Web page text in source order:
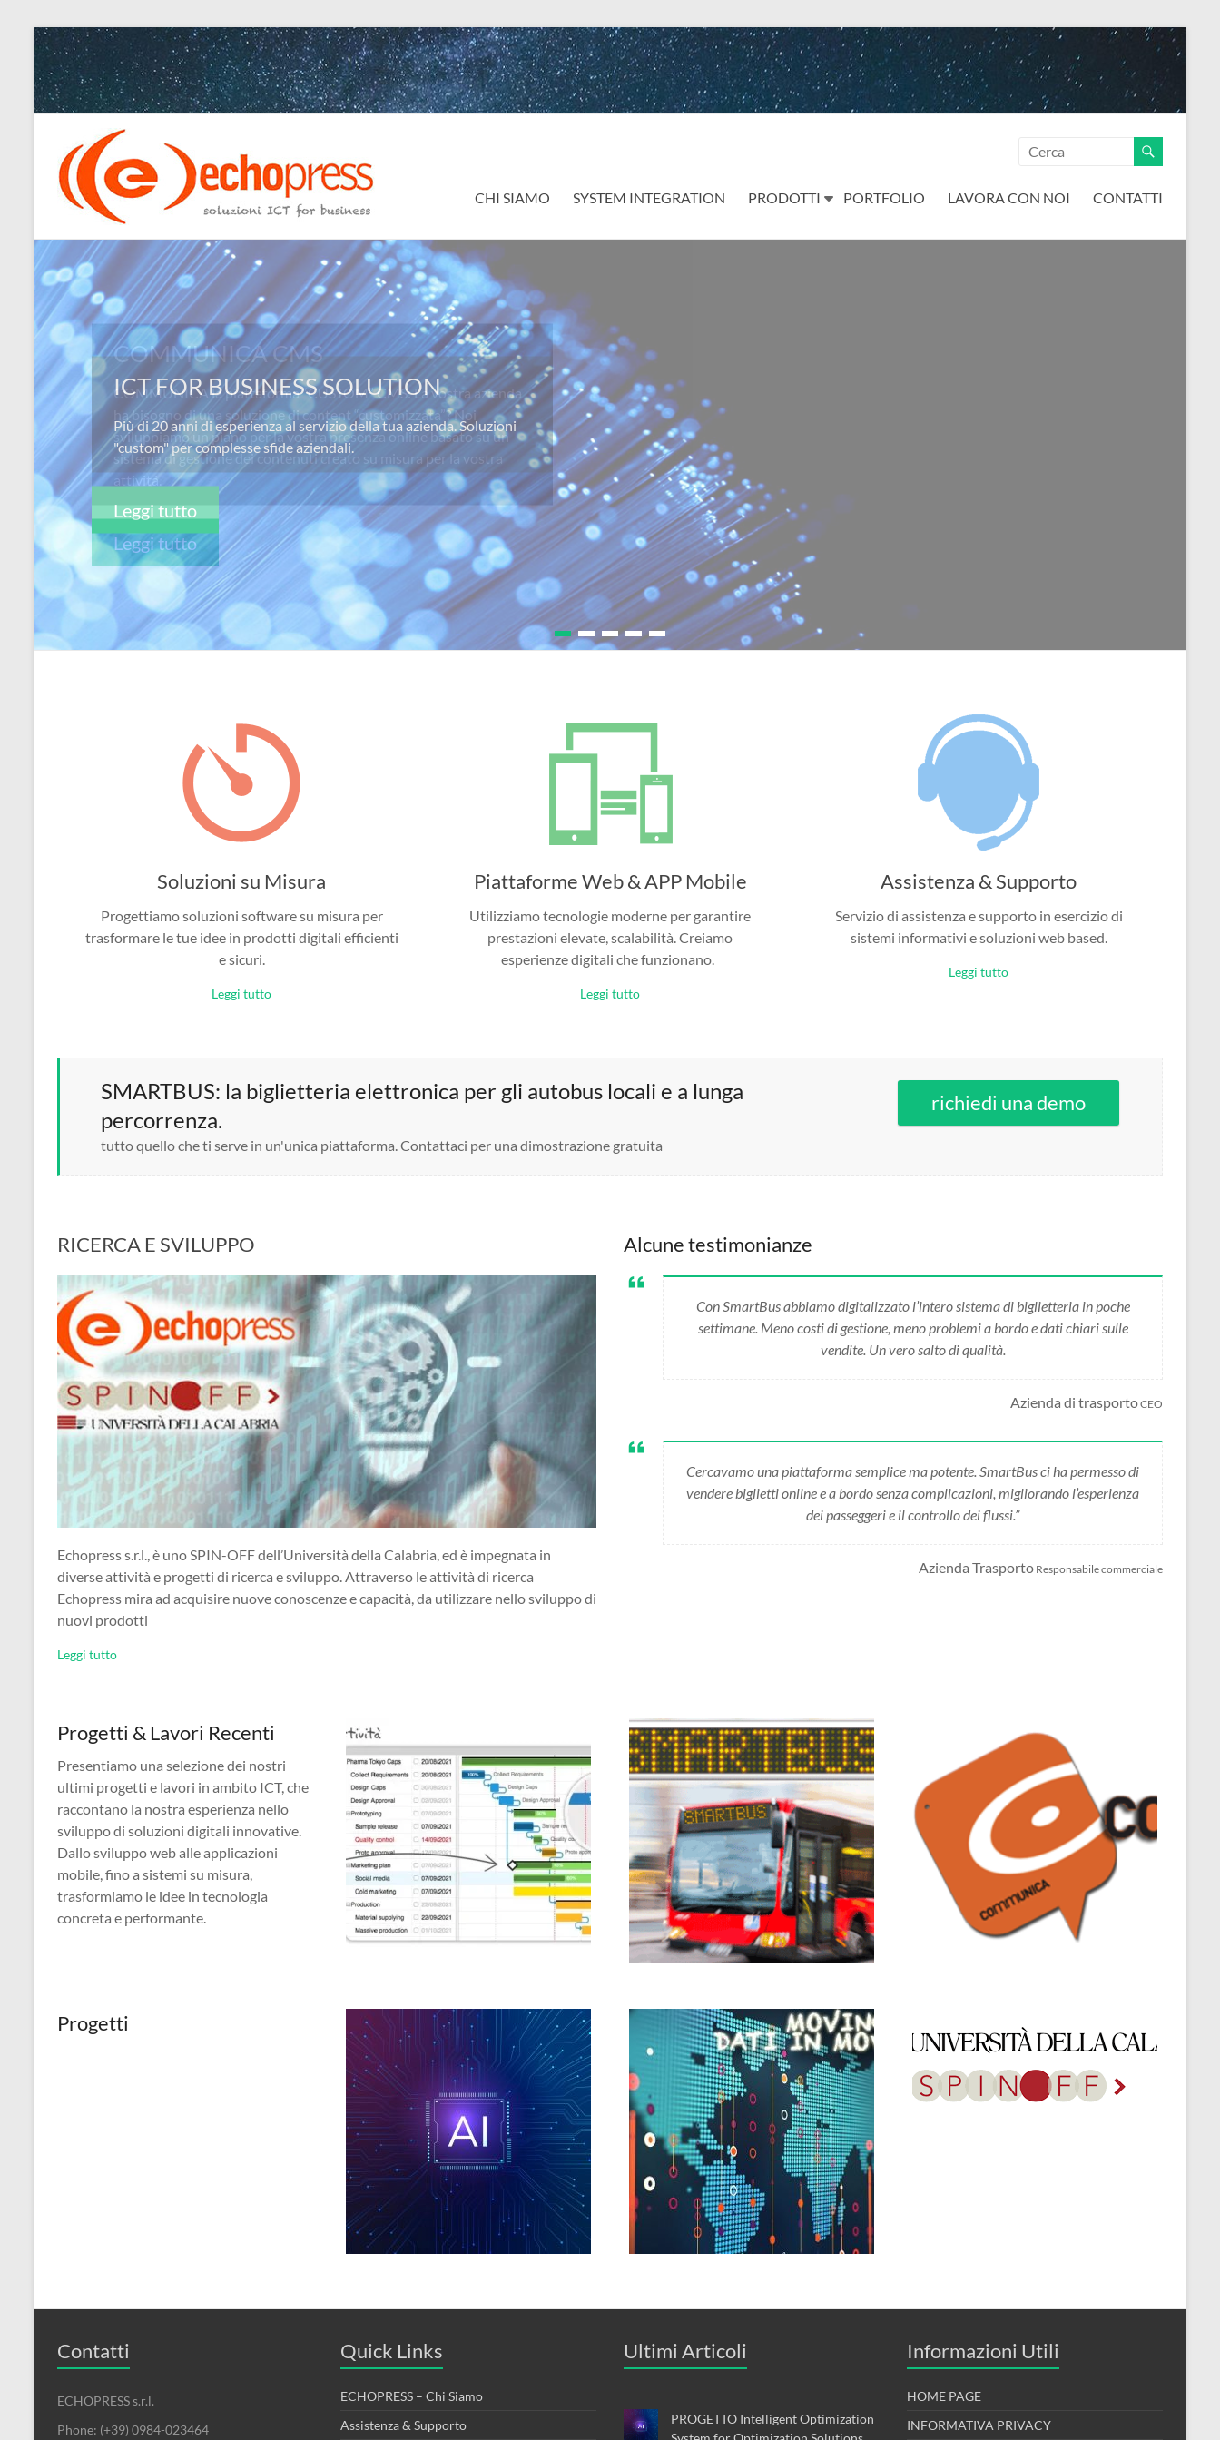
Salta
al
contenuto
Echopress
s.r.l.
soluzioni
ICT
for
business
Ingegneri
per
passione
CHI SIAMO SYSTEM INTEGRATION PRODOTTI PORTFOLIO LAVORA CON NOI CONTATTI
COMMUNICA CMS
COMMUNICA la piattaforma “CUSTOM” CMS: La vostra azienda
ha bisogno di una soluzione di content “customizzata”? Noi
sviluppiamo un piano per la vostra presenza online basato su un
sistema di gestione dei contenuti creato su misura per la vostra
attivitá.
Leggi tutto
Soluzioni su Misura
Progettiamo soluzioni software su misura per
trasformare le tue idee in prodotti digitali efficienti
e sicuri.
Leggi tutto
Piattaforme Web & APP Mobile
Utilizziamo tecnologie moderne per garantire
prestazioni elevate, scalabilità. Creiamo
esperienze digitali che funzionano.
Leggi tutto
Assistenza & Supporto
Servizio di assistenza e supporto in esercizio di
sistemi informativi e soluzioni web based.
Leggi tutto
SMARTBUS: la biglietteria elettronica per gli autobus locali e a lunga
percorrenza.
tutto quello che ti serve in un'unica piattaforma. Contattaci per una dimostrazione gratuita
richiedi una demo
RICERCA E SVILUPPO
Echopress s.r.l., è uno SPIN-OFF dell’Università della Calabria, ed è impegnata in
diverse attività e progetti di ricerca e sviluppo. Attraverso le attività di ricerca
Echopress mira ad acquisire nuove conoscenze e capacità, da utilizzare nello sviluppo di
nuovi prodotti
Leggi tutto
Alcune testimonianze
Con SmartBus abbiamo digitalizzato l’intero sistema di biglietteria in poche
settimane. Meno costi di gestione, meno problemi a bordo e dati chiari sulle
vendite. Un vero salto di qualità.
Azienda di trasportoCEO
Cercavamo una piattaforma semplice ma potente. SmartBus ci ha permesso di
vendere biglietti online e a bordo senza complicazioni, migliorando l’esperienza
dei passeggeri e il controllo dei flussi.”
Azienda Trasporto Responsabile commerciale
Progetti & Lavori Recenti
Presentiamo una selezione dei nostri
ultimi progetti e lavori in ambito ICT, che
raccontano la nostra esperienza nello
sviluppo di soluzioni digitali innovative.
Dallo sviluppo web alle applicazioni
mobile, fino a sistemi su misura,
trasformiamo le idee in tecnologia
concreta e performante.
Progetti
Contatti
ECHOPRESS s.r.l.
Phone: (+39) 0984-023464
Quick Links
ECHOPRESS – Chi Siamo
Assistenza & Supporto
Ultimi Articoli
PROGETTO Intelligent Optimization
Informazioni Utili
HOME PAGE
INFORMATIVA PRIVACY